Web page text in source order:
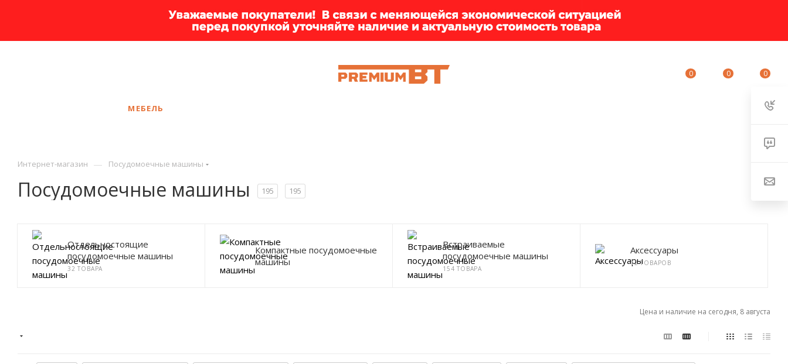
0 0 0
МЕБЕЛЬ
Интернет-магазин — Посудомоечные машины
Посудомоечные машины 195 195
Отдельностоящие
посудомоечные машины
32 ТОВАРА
Компактные посудомоечные
машины
Встраиваемые
посудомоечные машины
154 ТОВАРА
Аксессуары
12 ТОВАРОВ
Цена и наличие на сегодня, 8 августа